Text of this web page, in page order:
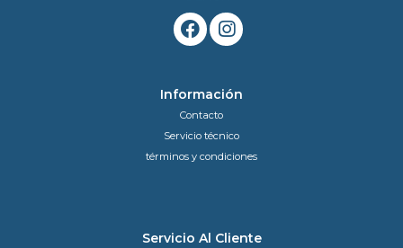
Información
Contacto
Servicio técnico
términos y condiciones
Servicio Al Cliente